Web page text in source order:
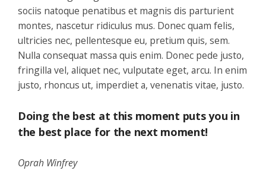
sociis natoque penatibus et magnis dis parturient
montes, nascetur ridiculus mus. Donec quam felis,
ultricies nec, pellentesque eu, pretium quis, sem.
Nulla consequat massa quis enim. Donec pede justo,
fringilla vel, aliquet nec, vulputate eget, arcu. In enim
justo, rhoncus ut, imperdiet a, venenatis vitae, justo.
Doing the best at this moment puts you in
the best place for the next moment!
Oprah Winfrey